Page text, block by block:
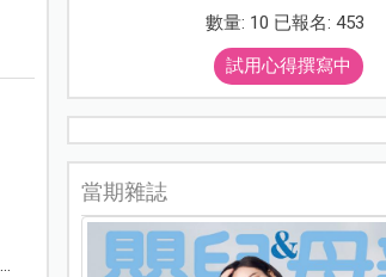
數量: 10 已報名: 453
試用心得撰寫中
當期雜誌